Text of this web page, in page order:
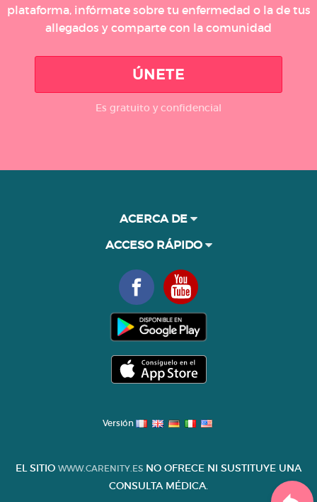
plataforma, infórmate sobre tu enfermedad o la de tus
allegados y comparte con la comunidad
ÚNETE
Es gratuito y confidencial
ACERCA DE
ACCESO RÁPIDO
Versión
EL SITIO WWW.CARENITY.ES NO OFRECE NI SUSTITUYE UNA
CONSULTA MÉDICA.